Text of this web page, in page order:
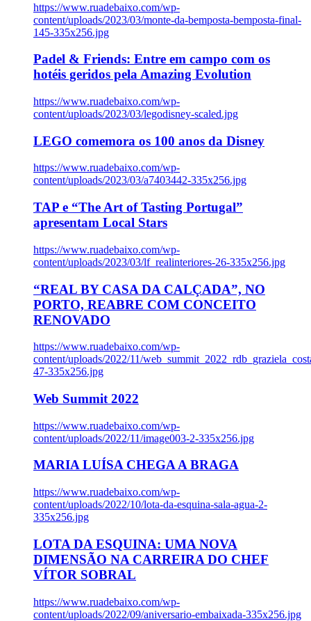
https://www.ruadebaixo.com/wp-
content/uploads/2023/03/monte-da-bemposta-bemposta-final-
145-335x256.jpg
Padel & Friends: Entre em campo com os
hotéis geridos pela Amazing Evolution
https://www.ruadebaixo.com/wp-
content/uploads/2023/03/legodisney-scaled.jpg
LEGO comemora os 100 anos da Disney
https://www.ruadebaixo.com/wp-
content/uploads/2023/03/a7403442-335x256.jpg
TAP e “The Art of Tasting Portugal”
apresentam Local Stars
https://www.ruadebaixo.com/wp-
content/uploads/2023/03/lf_realinteriores-26-335x256.jpg
“REAL BY CASA DA CALÇADA”, NO
PORTO, REABRE COM CONCEITO
RENOVADO
https://www.ruadebaixo.com/wp-
content/uploads/2022/11/
47-335x256.jpg
Web Summit 2022
https://www.ruadebaixo.com/wp-
content/uploads/2022/11/image003-2-335x256.jpg
MARIA LUÍSA CHEGA A BRAGA
https://www.ruadebaixo.com/wp-
content/uploads/2022/10/lota-da-esquina-sala-agua-2-
335x256.jpg
LOTA DA ESQUINA: UMA NOVA
DIMENSÃO NA CARREIRA DO CHEF
VÍTOR SOBRAL
https://www.ruadebaixo.com/wp-
content/uploads/2022/09/aniversario-embaixada-335x256.jpg